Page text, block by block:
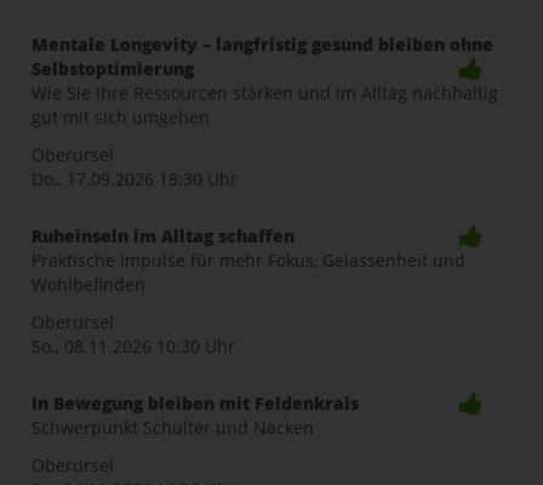
Mentale Longevity – langfristig gesund bleiben ohne
Selbstoptimierung
Wie Sie Ihre Ressourcen stärken und im Alltag nachhaltig
gut mit sich umgehen
Oberursel
Do., 17.09.2026 18:30 Uhr
Ruheinseln im Alltag schaffen
Praktische Impulse für mehr Fokus, Gelassenheit und
Wohlbefinden
Oberursel
So., 08.11.2026 10:30 Uhr
In Bewegung bleiben mit Feldenkrais
Schwerpunkt Schulter und Nacken
Oberursel